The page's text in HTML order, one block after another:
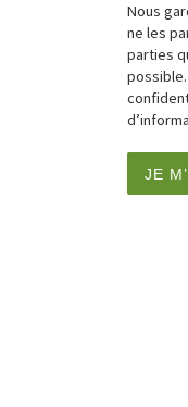
Nous
ne les
parties